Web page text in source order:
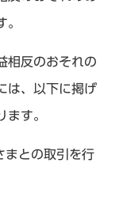
相反のおそれの
は、以下に掲げ
す。
との取引を行